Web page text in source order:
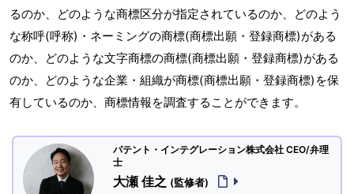
るのか、どのような商標区分が指定されているのか、どのよう
な称呼(呼称)・ネーミングの商標(商標出願・登録商標)がある
のか、どのような文字商標の商標(商標出願・登録商標)がある
のか、どのような企業・組織が商標(商標出願・登録商標)を保
有しているのか、商標情報を調査することができます。
パテント・インテグレーション株式会社 CEO/弁理
士
大瀬 佳之 (監修者)